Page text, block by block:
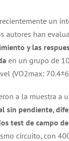
un
autores han
y las
en un grupo de
(VO2max:
a la muestra a
sin pendiente,
test de campo
circuito, con